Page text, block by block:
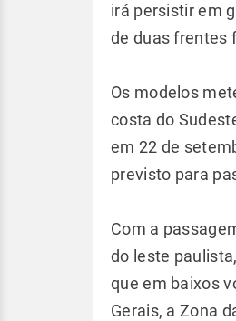
irá persistir em
de duas frentes
Os modelos
costa do
em 22 de
previsto para
Com a
do leste
que em baixos
Gerais, a Zona